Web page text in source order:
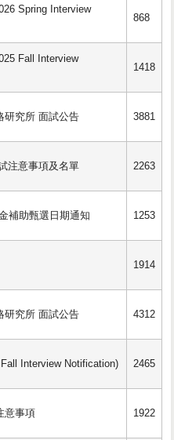
Spring Interview
868
Fall Interview
1418
研究所 面試公告 3881
注意事項及名單 2263
補助甄選日期通知 1253
1914
研究所 面試公告 4312
Interview Notification) 2465
意事項 1922